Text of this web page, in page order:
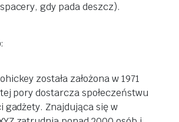
gdy pada deszcz).
została założona w 1971
pory dostarcza społeczeństwu
gadżety. Znajdująca się w